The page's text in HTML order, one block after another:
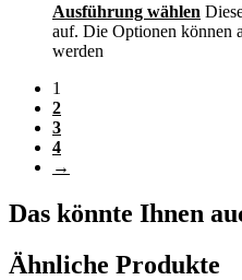
Ausführung wählen
auf. Die Optionen können
werden
1
2
3
4
→
Das könnte Ihnen
Ähnliche Produkte